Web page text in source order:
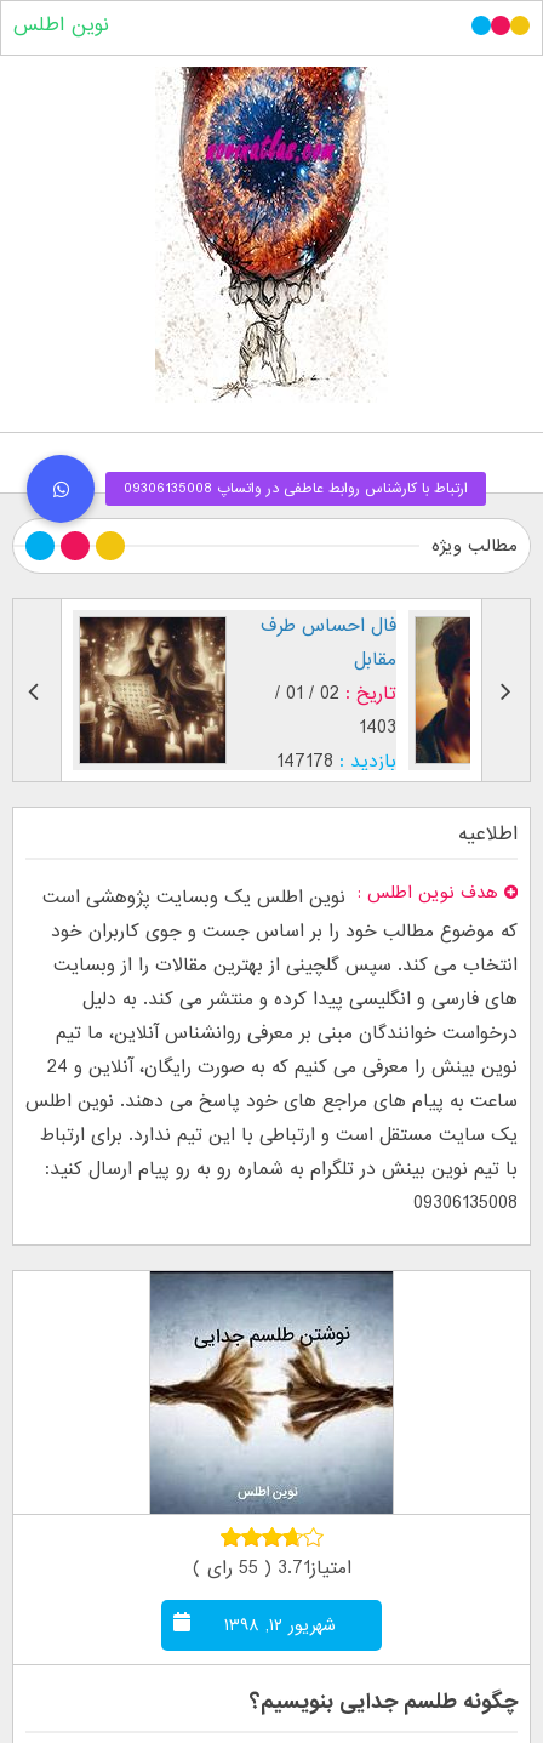
نوین اطلس
مطالب ویژه
تاریخ :
طرز نگاه پسر عاشق (
بر اساس [...]
تاریخ :
29 / 12 /
1402
بازدید : 26741
اطلاعیه
هدف نوین اطلس
نوین اطلس یک وبسایت پژوهشی است
که موضوع مطالب خود را بر اساس جست و جوی کاربران خود
انتخاب می کند. سپس گلچینی از بهترین مقالات را از وبسایت
های فارسی و انگلیسی پیدا کرده و منتشر می کند. به دلیل
درخواست خوانندگان مبنی بر معرفی روانشناس آنلاین، ما تیم
نوین بینش را معرفی می کنیم که به صورت رایگان، آنلاین و 24
ساعت به پیام های مراجع های خود پاسخ می دهند. نوین اطلس
یک سایت مستقل است و ارتباطی با این تیم ندارد. برای ارتباط
با تیم نوین بینش در تلگرام به شماره رو به رو پیام ارسال کنید:
09306135008
امتیاز3.71 ( 55 رای )
شهریور ۱۲, ۱۳۹۸
چگونه طلسم جدایی بنویسیم؟